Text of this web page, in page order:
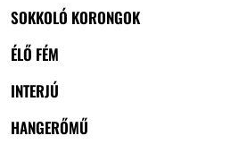
SOKKOLÓ KORONGOK
ÉLŐ FÉM
INTERJÚ
HANGERŐMŰ